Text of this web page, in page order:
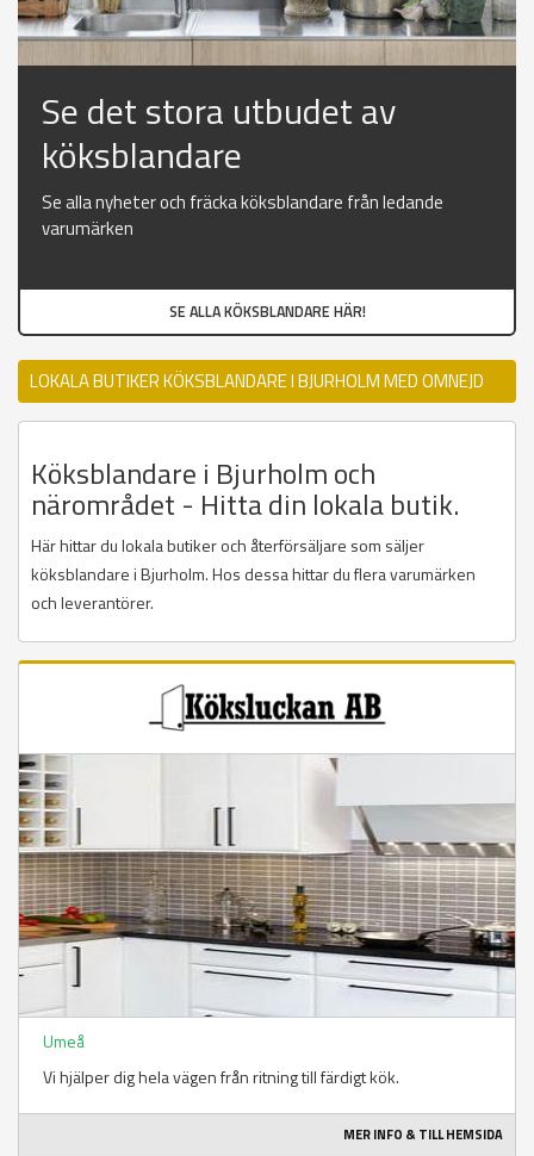
Se det stora utbudet av
köksblandare
Se alla nyheter och fräcka köksblandare från ledande
varumärken
SE ALLA KÖKSBLANDARE HÄR!
LOKALA BUTIKER KÖKSBLANDARE I BJURHOLM MED OMNEJD
Köksblandare i Bjurholm och
närområdet - Hitta din lokala butik.
Här hittar du lokala butiker och återförsäljare som säljer
köksblandare i Bjurholm. Hos dessa hittar du flera varumärken
och leverantörer.
Umeå
Vi hjälper dig hela vägen från ritning till färdigt kök.
MER INFO & TILL HEMSIDA